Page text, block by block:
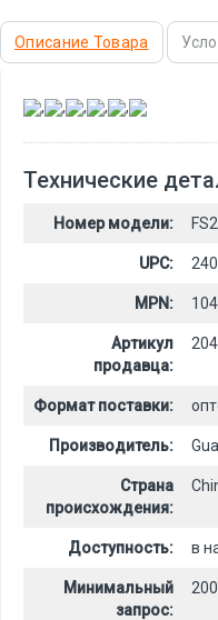
Описание Товара
, , , , ,
Технические
Номер модели:
UPC:
MPN: 104
Артикул
продавца:
Формат поставки:
Производитель:
Страна
происхождения:
Доступность: в
Минимальный
запрос:
200